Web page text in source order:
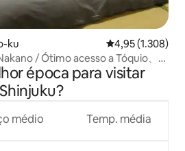
ku 4,95 de uma
4,95 (1.308)
/ Ótimo acesso a Tóquio、フ
época para visitar
Shinjuku?
médio Temp. média